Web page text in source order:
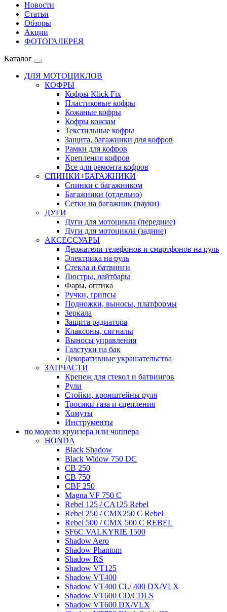
Новости
Статьи
Обзоры
Акции
ФОТОГАЛЕРЕЯ
Каталог
ДЛЯ МОТОЦИКЛОВ
КОФРЫ
Кофры Klick Fix
Пластиковые кофры
Кожаные кофры
Кофры кожзам
Текстильные кофры
Защита, багажники для кофров
Рамки для кофров
Крепления кофров
Все для ремонта кофров
СПИНКИ+БАГАЖНИКИ
Спинки с багажником
Багажники (отдельно)
Сетки на багажник (пауки)
ДУГИ
Дуги для мотоцикла (передние)
Дуги для мотоцикла (задние)
АКСЕССУАРЫ
Держатели телефонов и смартфонов на руль
Электрика на руль
Стекла и батвинги
Люстры, лайтбары
Фары, оптика
Ручки, грипсы
Подножки, выносы, платформы
Зеркала
Защита радиатора
Клаксоны, сигналы
Выносы управления
Галстуки на бак
Декоративные украшательства
ЗАПЧАСТИ
Крепеж для стекол и батвингов
Рули
Стойки, кронштейны руля
Тросики газа и сцепления
Хомуты
Инструменты
по модели круизера или чоппера
HONDA
Black Shadow
Black Widow 750 DC
CB 250
CB 750
CBF 250
Magna VF 750 C
Rebel 125 / CA125 Rebel
Rebel 250 / CMX250 C Rebel
Rebel 500 / CMX 500 C REBEL
SF6C VALKYRIE 1500
Shadow Aero
Shadow Phantom
Shadow RS
Shadow VT125
Shadow VT400
Shadow VT400 CL/ 400 DX/VLX
Shadow VT600 CD/CDLS
Shadow VT600 DX/VLX